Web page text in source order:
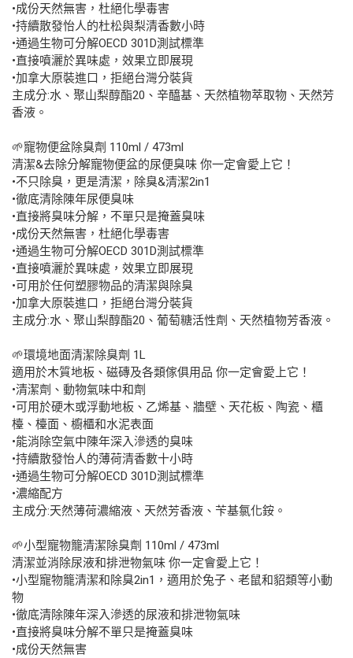
•成份天然無害，杜絕化學毒害
•持續散發怡人的杜松與梨清香數小時
•通過生物可分解OECD 301D測試標準
•直接噴灑於異味處，效果立即展現
•加拿大原裝進口，拒絕台灣分裝貨
主成分:水、聚山梨醇酯20、辛醯基、天然植物萃取物、天然芳
香液。
🌱寵物便盆除臭劑 110ml / 473ml
清潔&去除分解寵物便盆的尿便臭味 你一定會愛上它！
•不只除臭，更是清潔，除臭&清潔2in1
•徹底清除陳年尿便臭味
•直接將臭味分解，不單只是掩蓋臭味
•成份天然無害，杜絕化學毒害
•通過生物可分解OECD 301D測試標準
•直接噴灑於異味處，效果立即展現
•可用於任何塑膠物品的清潔與除臭
•加拿大原裝進口，拒絕台灣分裝貨
主成分:水、聚山梨醇酯20、葡萄糖活性劑、天然植物芳香液。
🌱環境地面清潔除臭劑 1L
適用於木質地板、磁磚及各類傢俱用品 你一定會愛上它！
•清潔劑、動物氣味中和劑
•可用於硬木或浮動地板、乙烯基、牆壁、天花板、陶瓷、櫃
檯、檯面、櫥櫃和水泥表面
•能消除空氣中陳年深入滲透的臭味
•持續散發怡人的薄荷清香數十小時
•通過生物可分解OECD 301D測試標準
•濃縮配方
主成分:天然薄荷濃縮液、天然芳香液、苄基氯化銨。
🌱小型寵物籠清潔除臭劑 110ml / 473ml
清潔並消除尿液和排泄物氣味 你一定會愛上它！
•小型寵物籠清潔和除臭2in1，適用於兔子、老鼠和貂類等小動
物
•徹底清除陳年深入滲透的尿液和排泄物氣味
•直接將臭味分解不單只是掩蓋臭味
•成份天然無害